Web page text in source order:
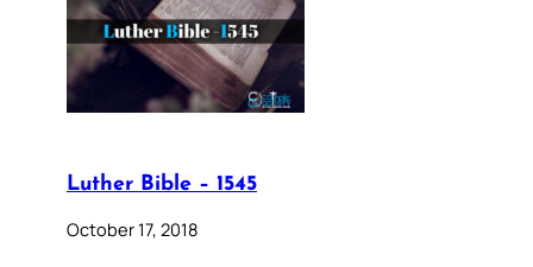
Luther Bible – 1545
October 17, 2018